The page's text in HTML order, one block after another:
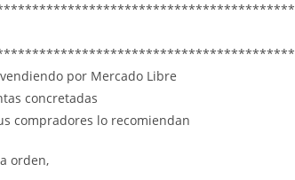
por Mercado Libre
concretadas
compradores lo recomiendan
orden,